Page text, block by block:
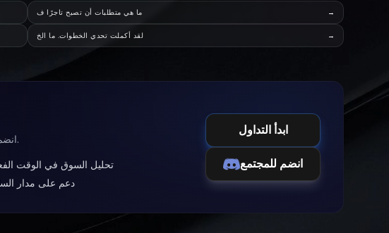
ما هي متطلبات أن تصبح تاجرًا ف →
لقد أكملت تحدي الخطوات. ما الخ →
بحساب ممول.
تحليل السوق في الوقت
دعم على مدار
ابدأ التداول
انضم للمجتمع